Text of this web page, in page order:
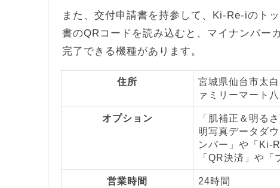
また、交付申請書を持参して、Ki-Re-iのト
書のQRコードを読み込むと、マイナンバー
完了できる機種があります。
住所
宮城県仙台市太
ァミリーマート
オプション
「肌補正＆明る
明写真データダ
ンバー」や「Ki-
「QR決済」や
営業時間 24時間